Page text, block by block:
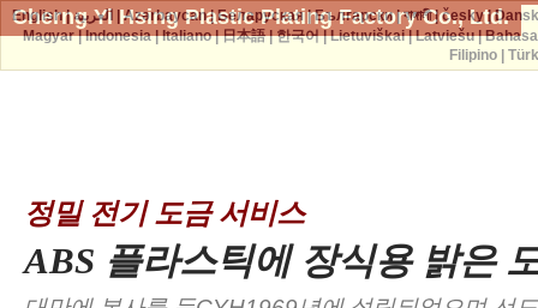
Cherng Yi Hsing Plastic Plating Factory Co., Ltd.
정밀 전기 도금 서비스
ABS 플라스틱에 장식용 밝은
English|العربية |Azərbaycan|Беларуская|Български|বাঙ্গালী|česky|
Magyar|Indonesia|Italiano|日本語|한국어|Lietuviškai|Latviešu|
Filipino|